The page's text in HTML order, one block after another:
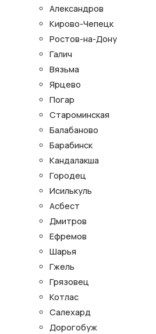
Александров
Кирово-Чепецк
Ростов-на-Дону
Галич
Вязьма
Ярцево
Погар
Староминская
Балабаново
Барабинск
Кандалакша
Городец
Исилькуль
Асбест
Дмитров
Ефремов
Шарья
Гжель
Грязовец
Котлас
Салехард
Дорогобуж